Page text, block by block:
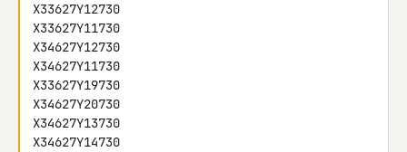
X33627Y12730
X33627Y11730
X34627Y12730
X34627Y11730
X33627Y19730
X34627Y20730
X34627Y13730
X34627Y14730